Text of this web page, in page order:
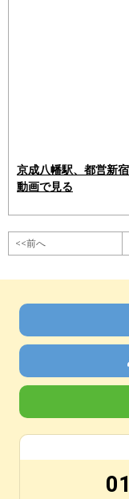
京成八幡駅、都営新
動画で見る
<<前へ